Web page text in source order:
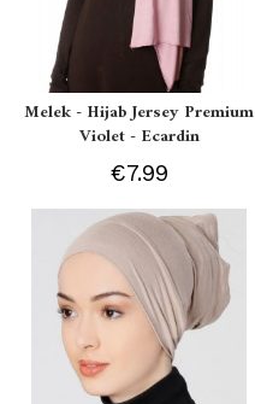
Melek - Hijab Jersey Premium
Violet - Ecardin
€7.99